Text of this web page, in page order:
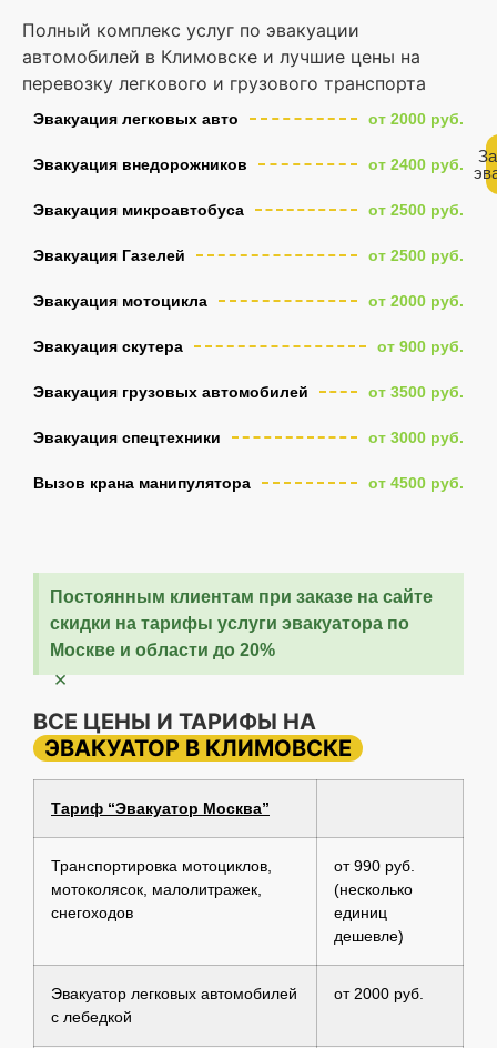
Полный комплекс услуг по эвакуации
автомобилей в Климовске и лучшие цены на
перевозку легкового и грузового транспорта
Эвакуация легковых авто от 2000 руб.
Эвакуация внедорожников от 2400 руб.
Эвакуация микроавтобуса от 2500 руб.
Эвакуация Газелей от 2500 руб.
Эвакуация мотоцикла от 2000 руб.
Эвакуация скутера от 900 руб.
Эвакуация грузовых автомобилей от 3500 руб.
Эвакуация спецтехники от 3000 руб.
Вызов крана манипулятора от 4500 руб.
Постоянным клиентам при заказе на сайте
скидки на тарифы услуги эвакуатора по
Москве и области до 20%
×
ВСЕ ЦЕНЫ И ТАРИФЫ НА
ЭВАКУАТОР В КЛИМОВСКЕ
Тариф “Эвакуатор Москва”
Транспортировка мотоциклов,
мотоколясок, малолитражек,
снегоходов
от 990 руб.
(несколько
единиц
дешевле)
Эвакуатор легковых автомобилей
с лебедкой
от 2000 руб.